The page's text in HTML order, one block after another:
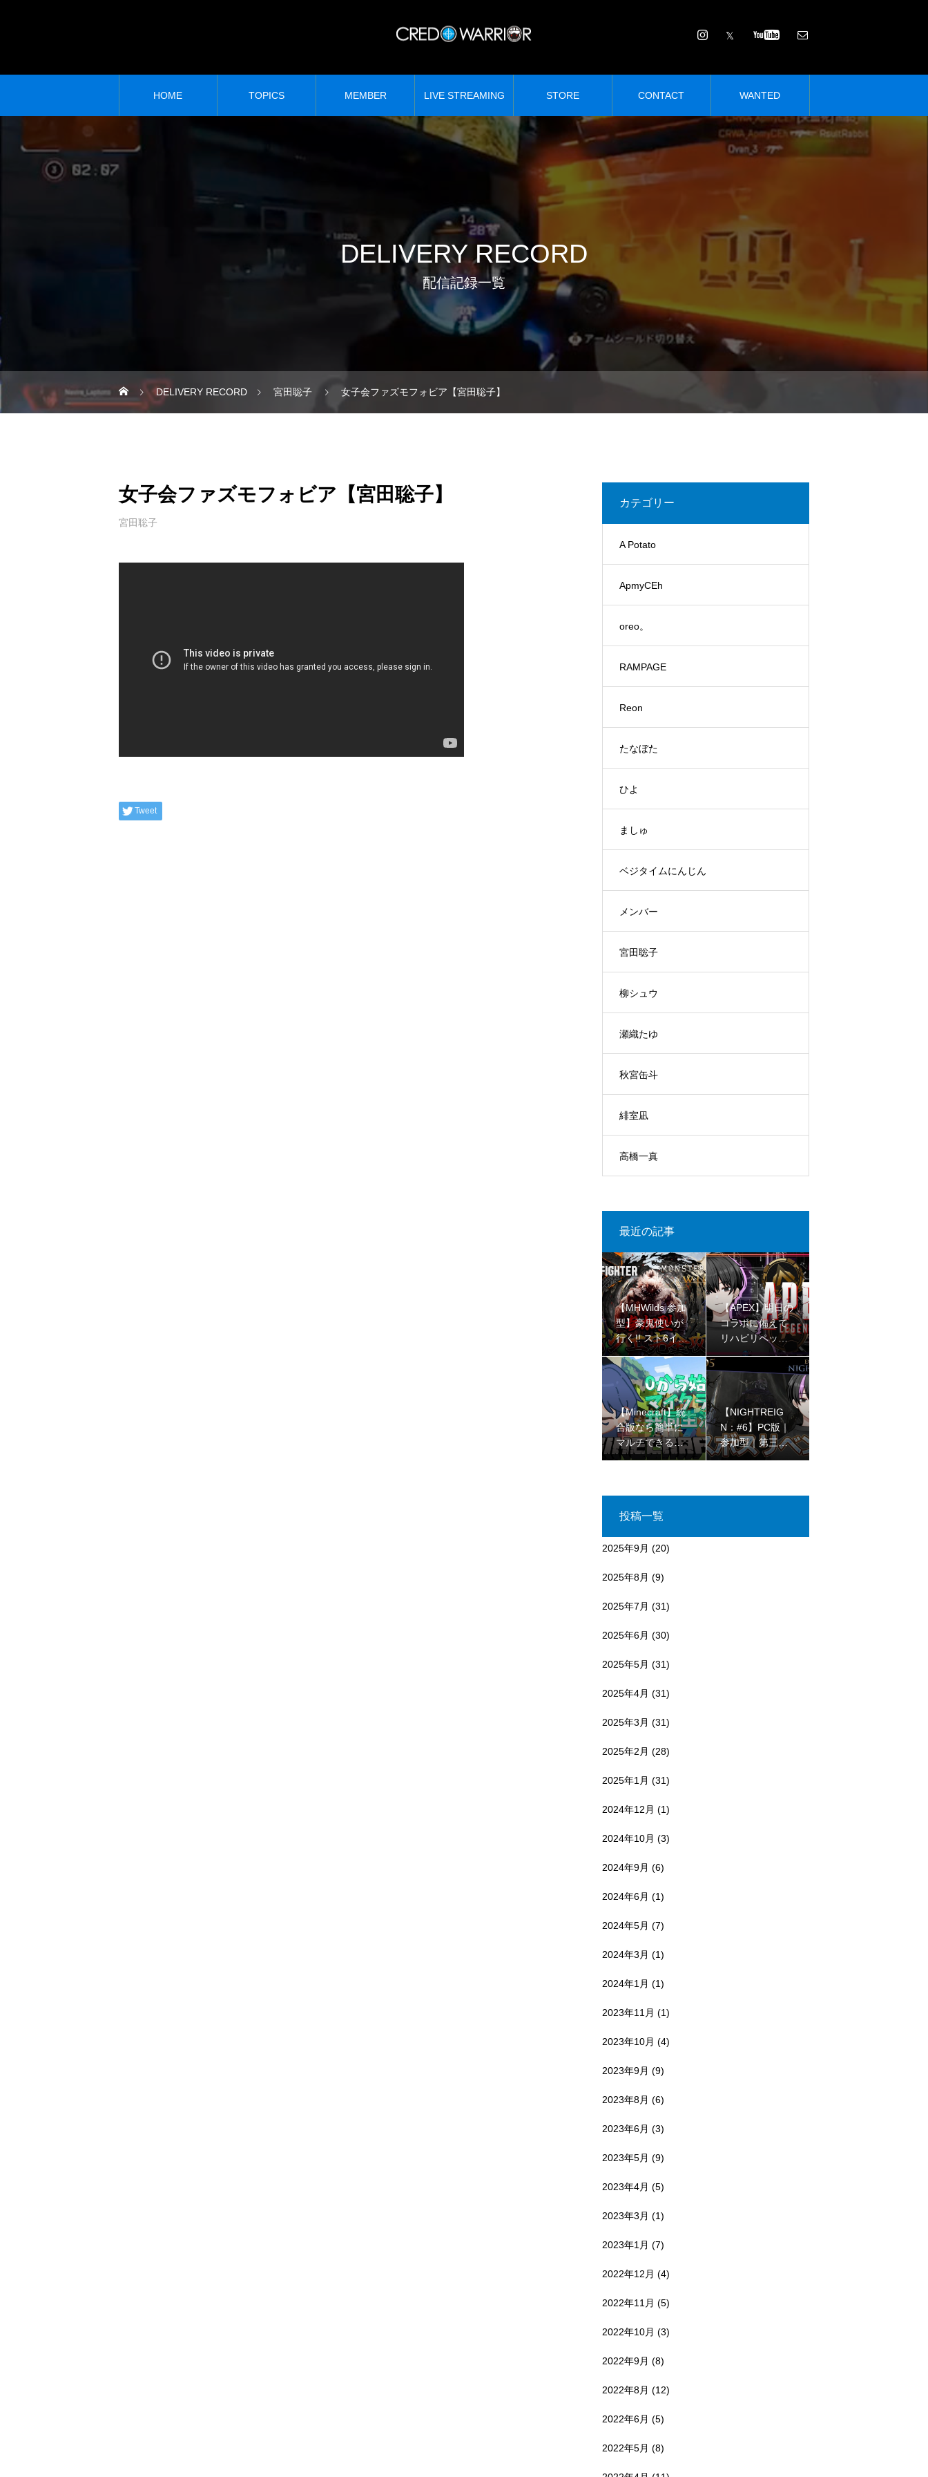
HOME TOPICS MEMBER LIVE STREAMING STORE CONTACT WANTED
DELIVERY RECORD
配信記録一覧
DELIVERY RECORD 宮田聡子 女子会ファズモフォビア【宮田聡子】
女子会ファズモフォビア【宮田聡子】
宮田聡子
Tweet
カテゴリー
A Potato
ApmyCEh
oreo。
RAMPAGE
Reon
たなぼた
ひよ
ましゅ
ベジタイムにんじん
メンバー
宮田聡子
柳シュウ
瀬織たゆ
秋宮缶斗
緋室凪
高橋一真
最近の記事
【MHWilds 参加
型】豪鬼使いが
行く!! スト6イベ
ント!! ※ネタバレ
注意!!【初見さん
大歓迎 】
【APEX】明日の
コラボに備えて
リハビリペック
ス【ゴールドII
I】
【Minecraft】統
合版なら簡単に
マルチできるの
を最近知ったjava
【NIGHTREIG
N：#6】PC版｜
参加型｜第三回
ラスボスリベン
投稿一覧
2025年9月 (20)
2025年8月 (9)
2025年7月 (31)
2025年6月 (30)
2025年5月 (31)
2025年4月 (31)
2025年3月 (31)
2025年2月 (28)
2025年1月 (31)
2024年12月 (1)
2024年10月 (3)
2024年9月 (6)
2024年6月 (1)
2024年5月 (7)
2024年3月 (1)
2024年1月 (1)
2023年11月 (1)
2023年10月 (4)
2023年9月 (9)
2023年8月 (6)
2023年6月 (3)
2023年5月 (9)
2023年4月 (5)
2023年3月 (1)
2023年1月 (7)
2022年12月 (4)
2022年11月 (5)
2022年10月 (3)
2022年9月 (8)
2022年8月 (12)
2022年6月 (5)
2022年5月 (8)